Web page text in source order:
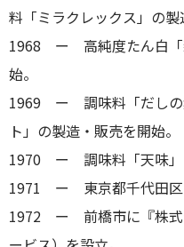
料「ミラクレックス」の製
1968 ー 高純度たん白「
始。
1969 ー 調味料「だしの
ト」の製造・販売を開始。
1970 ー 調味料「天味」
1971 ー 東京都千代田区
1972 ー 前橋市に『株式